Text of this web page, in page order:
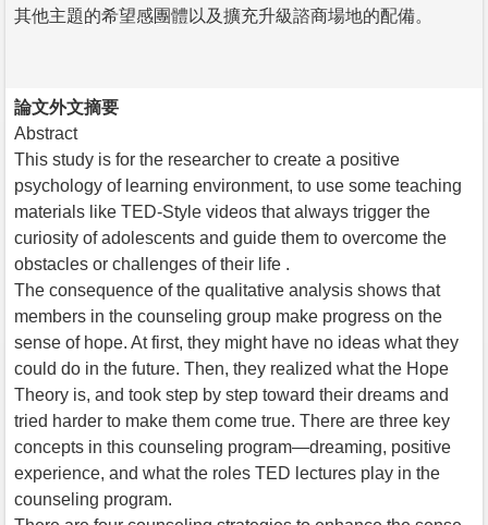
其他主題的希望感團體以及擴充升級諮商場地的配備。
論文外文摘要
Abstract
This study is for the researcher to create a positive
psychology of learning environment, to use some teaching
materials like TED-Style videos that always trigger the
curiosity of adolescents and guide them to overcome the
obstacles or challenges of their life .
The consequence of the qualitative analysis shows that
members in the counseling group make progress on the
sense of hope. At first, they might have no ideas what they
could do in the future. Then, they realized what the Hope
Theory is, and took step by step toward their dreams and
tried harder to make them come true. There are three key
concepts in this counseling program—dreaming, positive
experience, and what the roles TED lectures play in the
counseling program.